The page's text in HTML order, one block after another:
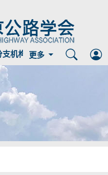
支机构 临时公示 信息公开
更多